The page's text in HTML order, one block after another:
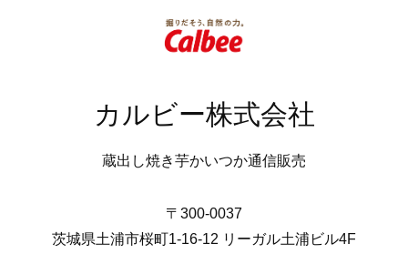
カルビー株式会社
蔵出し焼き芋かいつか通信販売
〒300-0037
茨城県土浦市桜町1-16-12 リーガル土浦ビル4F